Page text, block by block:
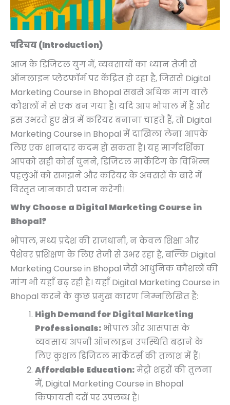
परिचय (Introduction)
आज के डिजिटल युग में, व्यवसायों का ध्यान तेजी से
ऑनलाइन प्लेटफॉर्म पर केंद्रित हो रहा है, जिससे Digital
Marketing Course in Bhopal सबसे अधिक मांग वाले
कौशलों में से एक बन गया है। यदि आप भोपाल में हैं और
इस उभरते हुए क्षेत्र में करियर बनाना चाहते हैं, तो Digital
Marketing Course in Bhopal में दाखिला लेना आपके
लिए एक शानदार कदम हो सकता है। यह मार्गदर्शिका
आपको सही कोर्स चुनने, डिजिटल मार्केटिंग के विभिन्न
पहलुओं को समझने और करियर के अवसरों के बारे में
विस्तृत जानकारी प्रदान करेगी।
Why Choose a Digital Marketing Course in
Bhopal?
भोपाल, मध्य प्रदेश की राजधानी, न केवल शिक्षा और
पेशेवर प्रशिक्षण के लिए तेजी से उभर रहा है, बल्कि Digital
Marketing Course in Bhopal जैसे आधुनिक कौशलों की
मांग भी यहाँ बढ़ रही है। यहाँ Digital Marketing Course in
Bhopal करने के कुछ प्रमुख कारण निम्नलिखित हैं:
High Demand for Digital Marketing
Professionals: भोपाल और आसपास के
व्यवसाय अपनी ऑनलाइन उपस्थिति बढ़ाने के
लिए कुशल डिजिटल मार्केटर्स की तलाश में हैं।
Affordable Education:मेट्रो शहरों की तुलना
में, Digital Marketing Course in Bhopal
किफायती दरों पर उपलब्ध है।
r
i
c
e
w
s
:
₹
7
,
9
9
.
0
.
c
e
s
₹
,
4
9
9
.
0
r
i
c
e
w
a
s
:
₹
2
1
,
9
9
9
0
0
c
e
i
s
₹
1
,
9
9
9
0
.
r
i
c
e
w
s
:
₹
9
,
9
9
9
.
0
.
c
e
₹
9
9
9
.
0
0
r
i
c
e
w
s
:
₹
9
,
9
9
9
.
0
.
c
e
₹
9
9
9
.
0
0
r
i
c
e
w
s
:
₹
9
,
9
9
9
.
0
.
c
e
₹
9
9
9
.
0
0